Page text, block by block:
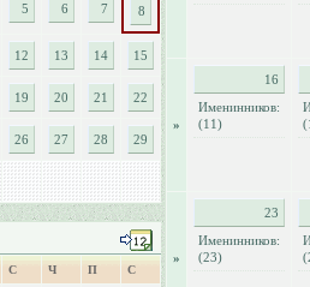
5 6 7 8
12 13 14 15
19 20 21 22
26 27 28 29
С Ч П С
»
16
Именинников:
(11)
»
23
Именинников:
(23)